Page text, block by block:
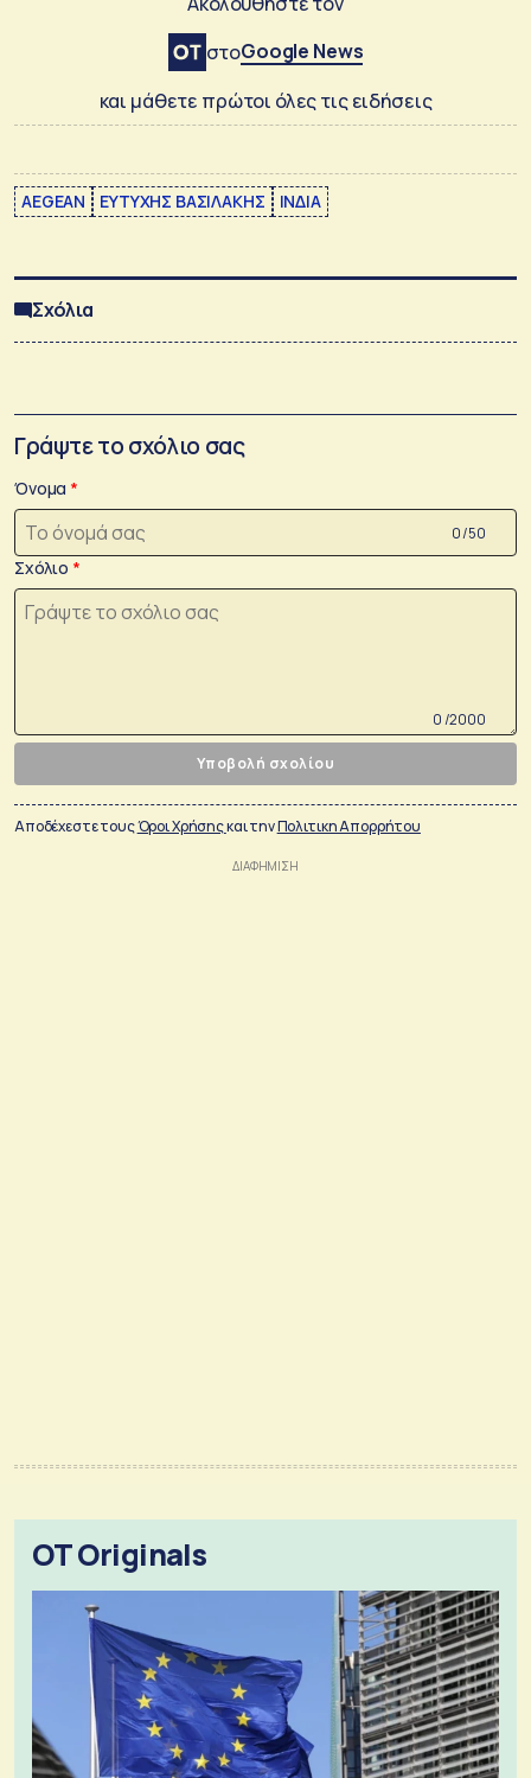
στοGoogle News
και μάθετε πρώτοι όλες τις ειδήσεις
AEGEAN ΕΥΤΥΧΗΣ ΒΑΣΙΛΑΚΗΣ ΙΝΔΙΑ
Σχόλια
Γράψτε το σχόλιο σας
Όνομα
0 /50
Σχόλιο
0 /2000
Υποβολή σχολίου
Αποδέχεστε τουςΌροι Χρήσηςκαι τηνΠολιτικη Απορρήτου
OT Originals